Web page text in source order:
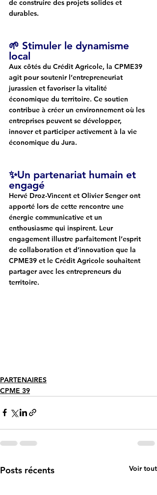
de construire des projets solides et
durables.
🌱 Stimuler le dynamisme
local
Aux côtés du Crédit Agricole, la CPME39
agit pour soutenir l’entrepreneuriat
jurassien et favoriser la vitalité
économique du territoire. Ce soutien
contribue à créer un environnement où les
entreprises peuvent se développer,
innover et participer activement à la vie
économique du Jura.
✨Un partenariat humain et
engagé
Hervé Droz-Vincent et Olivier Senger ont
apporté lors de cette rencontre une
énergie communicative et un
enthousiasme qui inspirent. Leur
engagement illustre parfaitement l’esprit
de collaboration et d’innovation que la
CPME39 et le Crédit Agricole souhaitent
partager avec les entrepreneurs du
territoire.
PARTENAIRES
CPME 39
Posts récents Voir tout